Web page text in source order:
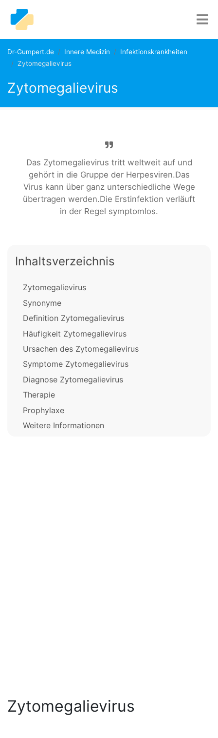
Dr-Gumpert.de Innere Medizin
Infektionskrankheiten
Zytomegalievirus
Zytomegalievirus
Das Zytomegalievirus tritt weltweit auf und
gehört in die Gruppe der Herpesviren.Das
Virus kann über ganz unterschiedliche Wege
übertragen werden.Die Erstinfektion verläuft
in der Regel symptomlos.
Inhaltsverzeichnis
Zytomegalievirus
Synonyme
Definition Zytomegalievirus
Häufigkeit Zytomegalievirus
Ursachen des Zytomegalievirus
Symptome Zytomegalievirus
Diagnose Zytomegalievirus
Therapie
Prophylaxe
Weitere Informationen
Zytomegalievirus